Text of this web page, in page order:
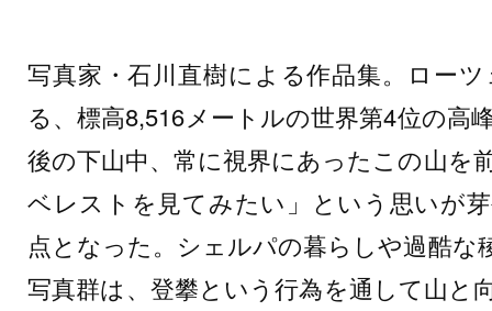
写真家・石川直樹による作品集。ロー
る、標高8,516メートルの世界第4位の高
後の下山中、常に視界にあったこの山を
ベレストを見てみたい」という思いが
点となった。シェルパの暮らしや過酷な
写真群は、登攀という行為を通して山と